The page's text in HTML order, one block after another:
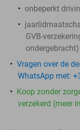
onbeperkt
GVB-
ondergebracht)
Vragen over de
WhatsApp met:
Koop zonder
verzekerd (meer